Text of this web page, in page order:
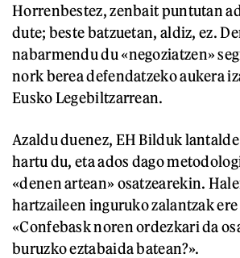
Horrenbestez, zenbait puntutan
dute; beste batzuetan, aldiz, ez.
nabarmendu du «negoziatzen»
nork berea defendatzeko aukera
Eusko Legebiltzarrean.
Azaldu duenez, EH Bilduk
hartu du, eta ados dago
«denen artean» osatzearekin.
hartzaileen inguruko zalantzak
«Confebask noren ordezkari da
buruzko eztabaida batean?».